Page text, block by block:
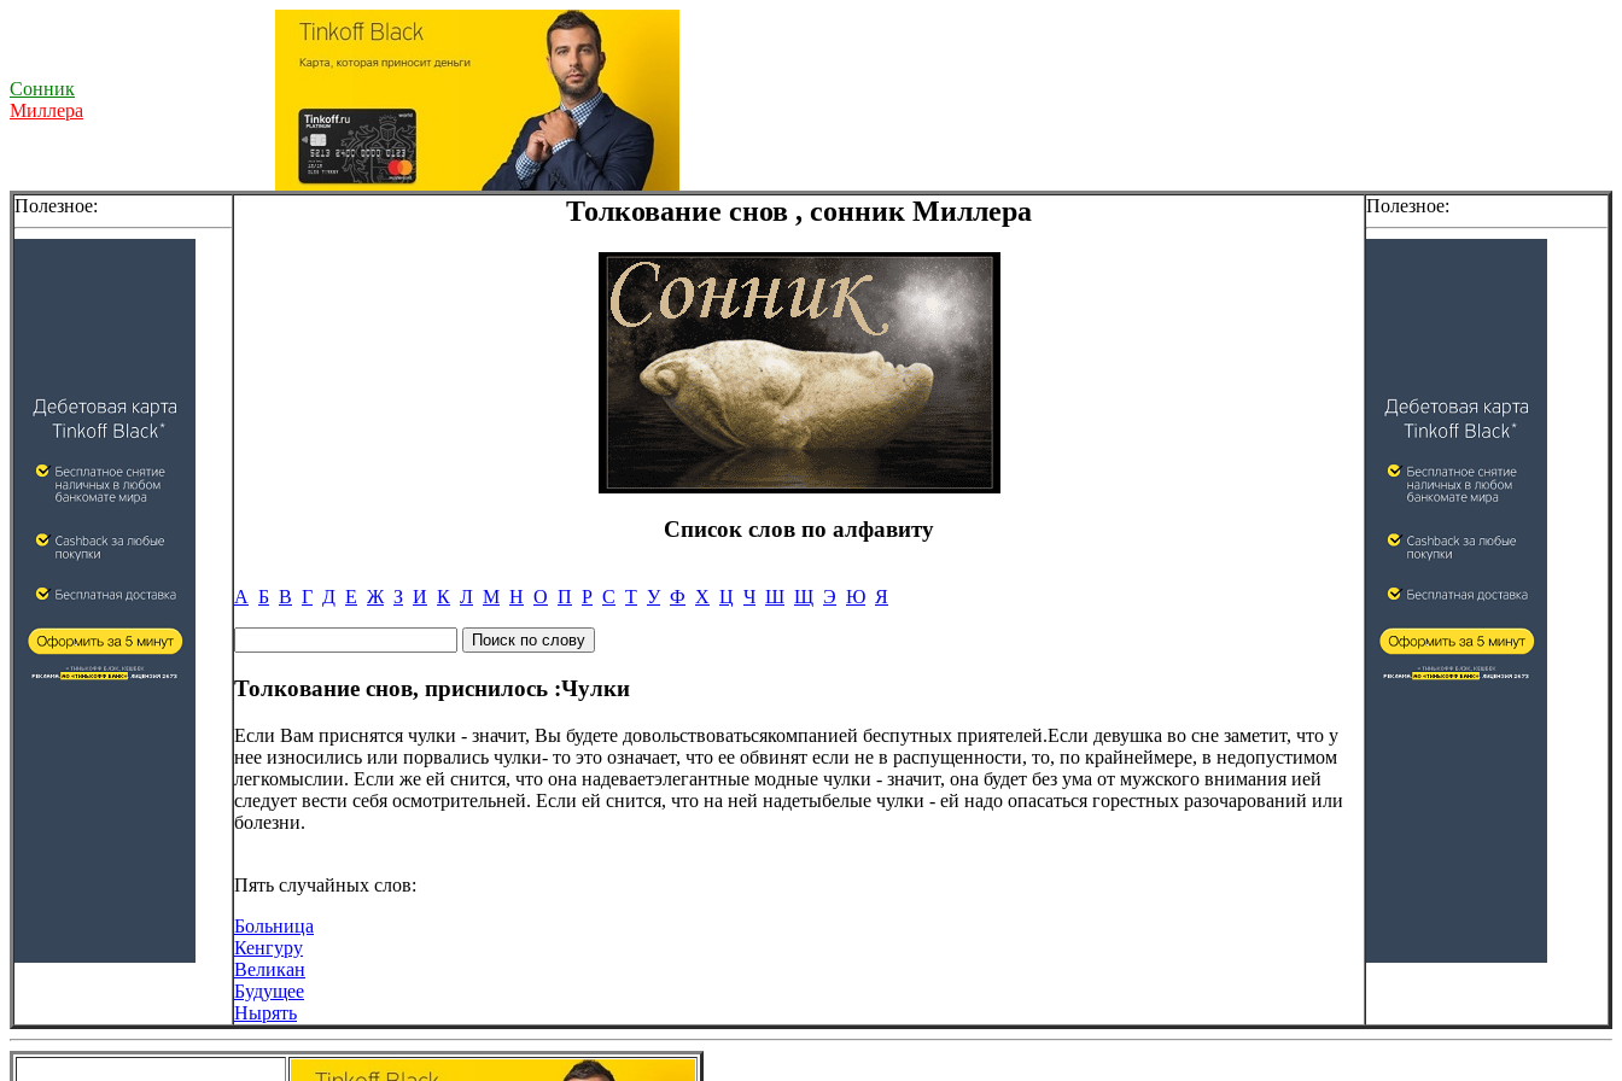
Сонник
Миллера
Полезное: Толкование снов , сонник Миллера
Список слов по алфавиту
А Б В Г Д Е Ж З И К Л М Н О П Р С Т У Ф Х Ц Ч Ш Щ Э Ю Я
Толкование снов, приснилось :Чулки
Если Вам приснятся чулки - значит, Вы будете довольствоватьсякомпанией беспутных приятелей.Если девушка во сне заметит, что у
нее износились или порвались чулки- то это означает, что ее обвинят если не в распущенности, то, по крайнеймере, в недопустимом
легкомыслии. Если же ей снится, что она надеваетэлегантные модные чулки - значит, она будет без ума от мужского внимания ией
следует вести себя осмотрительней. Если ей снится, что на ней надетыбелые чулки - ей надо опасаться горестных разочарований или
болезни.
Пять случайных слов:
Больница
Кенгуру
Великан
Будущее
Нырять
Полезное: